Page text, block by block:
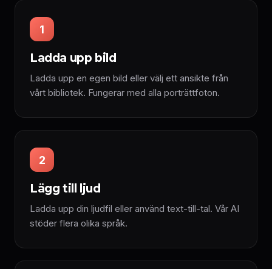
1
Ladda upp bild
Ladda upp en egen bild eller välj ett ansikte från
vårt bibliotek. Fungerar med alla porträttfoton.
2
Lägg till ljud
Ladda upp din ljudfil eller använd text-till-tal. Vår AI
stöder flera olika språk.